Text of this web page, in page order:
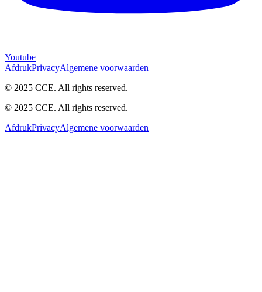
Youtube
AfdrukPrivacyAlgemene voorwaarden
© 2025 CCE. All rights reserved.
© 2025 CCE. All rights reserved.
AfdrukPrivacyAlgemene voorwaarden